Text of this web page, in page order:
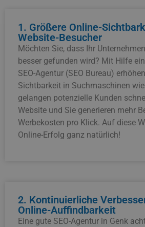
1. Größere Online-
Website-Besucher
Möchten Sie, dass Ihr
besser gefunden wird? Mit Hilfe
SEO-Agentur (SEO Bureau)
Sichtbarkeit in Suchmaschinen
gelangen potenzielle Kunden
Website und Sie generieren mehr
Werbekosten pro Klick. Auf diese
Online-Erfolg ganz natürlich!
2. Kontinuierliche
Online-Auffindbarkeit
Eine gute SEO-Agentur in Genk